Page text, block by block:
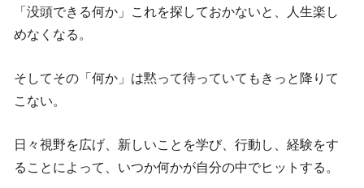
「没頭できる何か」これを探しておかないと、人生楽し
めなくなる。
そしてその「何か」は黙って待っていてもきっと降りて
こない。
日々視野を広げ、新しいことを学び、行動し、経験をす
ることによって、いつか何かが自分の中でヒットする。